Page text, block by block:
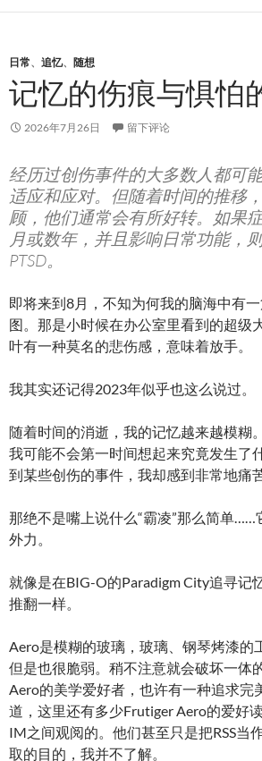
日常、 追忆、 随想
记忆的伤痕与惧怕
2026年7月26日 留下评论
经历过创伤事件的大多数人都可
适应和应对。但随着时间的推移
顾，他们通常会有所好转。如果
月或数年，并且影响日常功能，
PTSD。
即将来到8月，不知为何我的脑海中有
图。那是小时候在办公室里看到的超级
叶有一种莫名的悲伤感，意味着放手。
我其实还记得2023年似乎也这么说过。
随着时间的消逝，我的记忆越来越模糊
我可能不会第一时间想起来究竟发生了
到某些创伤的事件，我却感到非常地痛
那绝不是嘴上说什么“霸凌”那么简单……
外力。
就像是在BIG-O的Paradigm City追寻记
推翻一样。
Aero是模糊的玻璃，玻璃、钢琴烤漆的
但是也很脆弱。稍不注意就会破坏一体
Aero的美学爱好者，也许有一种追求完
道，这里还有多少Frutiger Aero的爱好
IM之间观阅的。他们甚至只是把RSS当
取的目的，我并不了解。